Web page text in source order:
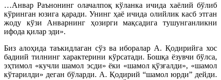
…Анвар Раънонинг олачалпоқ кўланка ичида хаёлий бўлиб
кўринган юзига қаради. Унинг ҳаё ичида олийлик касб этган
жоду кўзи Анварнинг ҳозирги мақсадига тушунганликни
ифода қилар эди».
Биз алоҳида таъкидлаган сўз ва иборалар А. Қодирийга хос
бадиий тилнинг характерини кўрсатади. Бошқа ёзувчи бўлса,
эҳтимол «кучли шамол эсди» ёки «шамол қўзғалди», «шамол
кўтарилди» деган бўларди. А. Қодирий “шамол юрди” дейди.